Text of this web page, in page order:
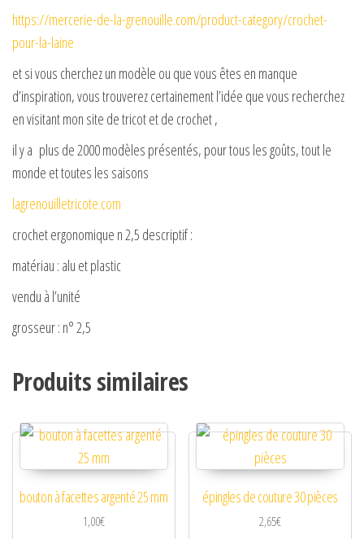
https://mercerie-de-la-grenouille.com/product-category/crochet-
pour-la-laine
et si vous cherchez un modèle ou que vous êtes en manque
d’inspiration, vous trouverez certainement l’idée que vous recherchez
en visitant mon site de tricot et de crochet ,
il y a plus de 2000 modèles présentés, pour tous les goûts, tout le
monde et toutes les saisons
lagrenouilletricote.com
crochet ergonomique n 2,5 descriptif :
matériau : alu et plastic
vendu à l’unité
grosseur : n° 2,5
Produits similaires
bouton à facettes argenté 25 mm
1,00€
épingles de couture 30 pièces
2,65€